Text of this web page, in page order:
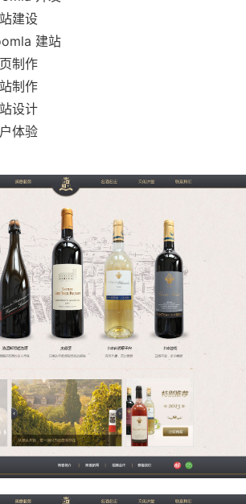
建设
建站
制作
制作
设计
体验